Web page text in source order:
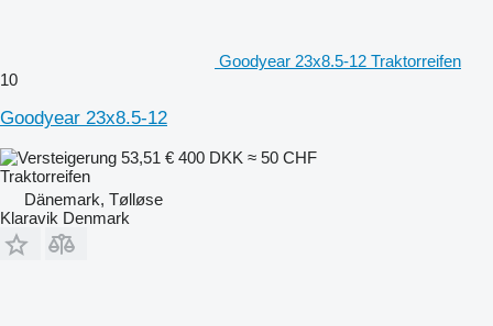
Goodyear 23x8.5-12 Traktorreifen
10
Goodyear 23x8.5-12
53,51 € 400 DKK ≈ 50 CHF
Traktorreifen
Dänemark, Tølløse
Klaravik Denmark